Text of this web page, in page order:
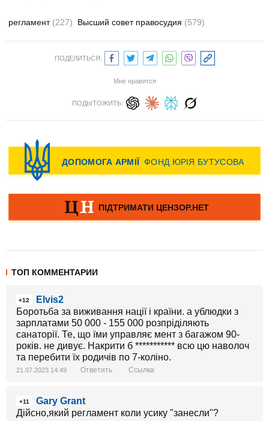
регламент (227) Высший совет правосудия (579)
ПОДЕЛИТЬСЯ:
Мне нравится
ПОДЫТОЖИТЬ:
ТОП КОММЕНТАРИИ
+12
Elvis2
Боротьба за виживання нації і країни. а ублюдки з
зарплатами 50 000 - 155 000 розпріділяють
санаторії. Те, що їми управляє мент з багажом 90-
років. не дивує. Накрити б *********** всю цю наволоч
та перебити їх родичів по 7-коліно.
21.07.2023 14:49 Ответить Ссылка
+11
Gary Grant
Дійсно,який регламент коли усику "занесли"?